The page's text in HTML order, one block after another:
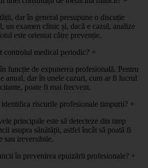
dar în general presupune o discuție
un examen clinic și, dacă e cazul, analize
este orientat către prevenție.
controlul medical periodic? +
funcție de expunerea profesională. Pentru
anual, dar în unele cazuri, cum ar fi lucrul
poate fi mai frecvent.
riscurile profesionale timpurii? +
principale este să detecteze din timp
asupra sănătății, astfel încât să poată fi
sau ireversibile.
în prevenirea epuizării profesionale? +